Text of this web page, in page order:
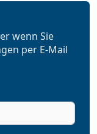
wenn Sie
per E-Mail